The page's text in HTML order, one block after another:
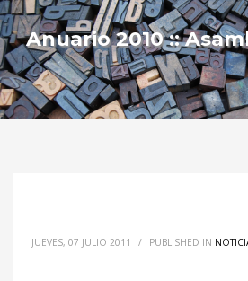
Anuario 2010 ::
JUEVES, 07 JULIO 2011 / PUBLISHED IN